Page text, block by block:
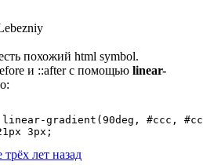
похожий html symbol.
и ::after с помощью linear-
linear-gradient(90deg, #ccc,
3px;
трёх лет назад